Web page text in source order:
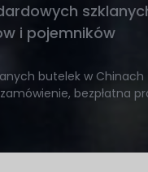
luzem od
w Chinach
i pojemników
szklanych
jakość
butelki